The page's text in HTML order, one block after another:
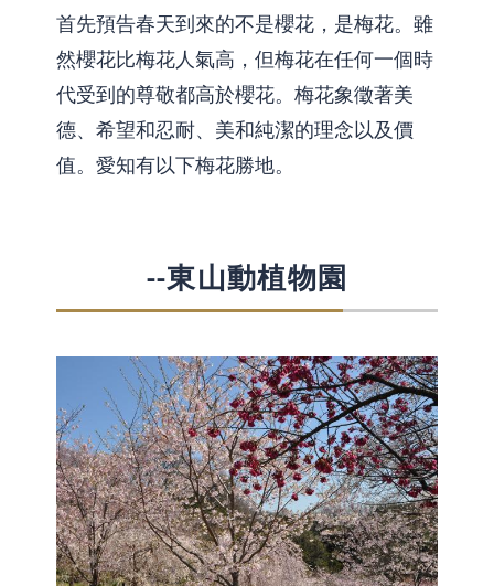
首先預告春天到來的不是櫻花，是梅花。雖
然櫻花比梅花人氣高，但梅花在任何一個時
代受到的尊敬都高於櫻花。梅花象徵著美
德、希望和忍耐、美和純潔的理念以及價
值。愛知有以下梅花勝地。
--東山動植物園